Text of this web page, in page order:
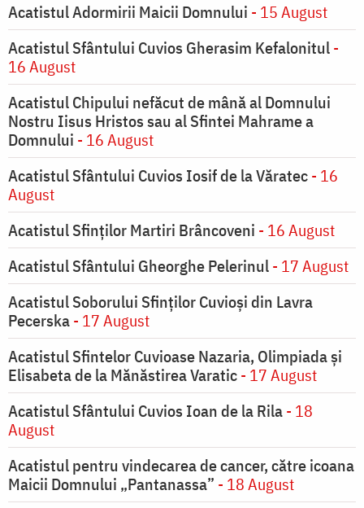
Acatistul Adormirii Maicii Domnului - 15 August
Acatistul Sfântului Cuvios Gherasim Kefalonitul-
16 August
Acatistul Chipului nefăcut de mână al Domnului
Nostru Iisus Hristos sau al Sfintei Mahrame a
Domnului - 16 August
Acatistul Sfântului Cuvios Iosif de la Văratec- 16
August
Acatistul Sfinților Martiri Brâncoveni - 16 August
Acatistul Sfântului Gheorghe Pelerinul- 17 August
Acatistul Soborului Sfinților Cuvioși din Lavra
Pecerska- 17 August
Acatistul Sfintelor Cuvioase Nazaria, Olimpiada și
Elisabeta de la Mănăstirea Varatic- 17 August
Acatistul Sfântului Cuvios Ioan de la Rila- 18
August
Acatistul pentru vindecarea de cancer, către icoana
Maicii Domnului „Pantanassa” - 18 August